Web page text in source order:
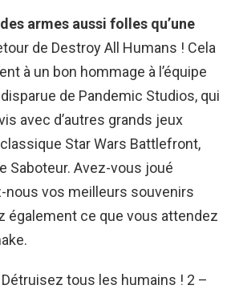
armes aussi folles qu’une
de Destroy All Humans ! Cela
à un bon hommage à l’équipe
de Pandemic Studios, qui
avec d’autres grands jeux
Star Wars Battlefront,
Saboteur. Avez-vous joué
nous vos meilleurs souvenirs
également ce que vous attendez
tous les humains ! 2 –